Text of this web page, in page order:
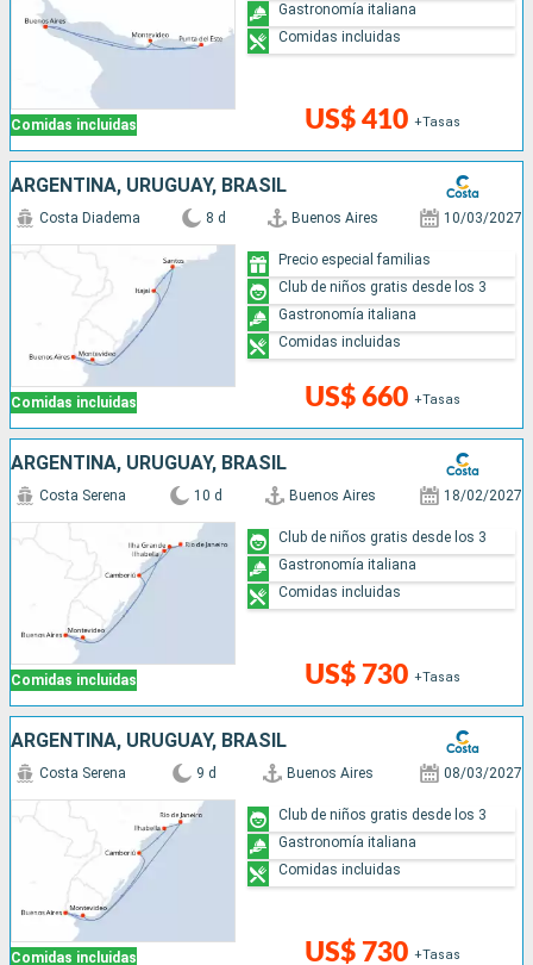
Comidas incluidas US$ 410 +Tasas
Gastronomía italiana
Comidas incluidas
ARGENTINA, URUGUAY, BRASIL
Comidas incluidas
Costa Diadema 8 d Buenos Aires 10/03/2027
US$ 660 +Tasas
Precio especial familias
Club de niños gratis desde los 3
Gastronomía italiana
Comidas incluidas
ARGENTINA, URUGUAY, BRASIL
Comidas incluidas
Costa Serena 10 d Buenos Aires 18/02/2027
US$ 730 +Tasas
Club de niños gratis desde los 3
Gastronomía italiana
Comidas incluidas
ARGENTINA, URUGUAY, BRASIL
Comidas incluidas
Costa Serena 9 d Buenos Aires 08/03/2027
US$ 730 +Tasas
Club de niños gratis desde los 3
Gastronomía italiana
Comidas incluidas